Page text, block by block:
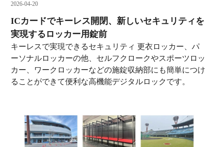
2026-04-20
ICカードでキーレス開閉、新しいセキュリティを
実現するロッカー用錠前
キーレスで実現できるセキュリティ 更衣ロッカー、パ
ーソナルロッカーの他、セルフクロークやスポーツロッ
カー、ワークロッカーなどの施錠収納部にも簡単につけ
ることができて便利な高機能デジタルロックです。